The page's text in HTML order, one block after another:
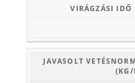
VIRÁGZÁSI IDŐ
JAVASOLT
(KG/